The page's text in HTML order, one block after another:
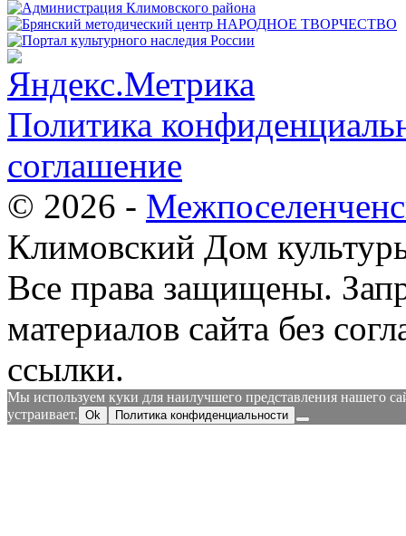
Политика
соглашение
© 2026 -
Климовский Дом
Все права защищены.
материалов сайта без
ссылки.
Мы используем куки для наилучшего представления нашего
устраивает. Ok Политика конфиденциальности